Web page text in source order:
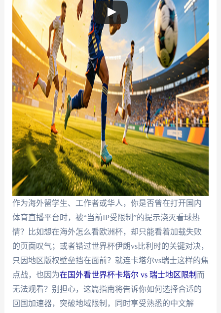
作为海外留学生、工作者或华人，你是否曾在打开国内
体育直播平台时，被“当前IP受限制”的提示浇灭看球热
情？比如想在海外怎么看欧洲杯，却只能看着加载失败
的页面叹气；或者错过世界杯伊朗vs比利时的关键对决，
只因地区版权壁垒挡在面前？就连卡塔尔vs瑞士这样的焦
点战，也因为在国外看世界杯卡塔尔 vs 瑞士地区限制 而
无法观看？别担心，这篇指南将告诉你如何选择合适的
回国加速器，突破地域限制，同时享受熟悉的中文解